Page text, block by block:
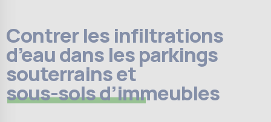
Contrer les infiltrations
d’eau dans les parkings
souterrains et
sous-sols d’immeubles